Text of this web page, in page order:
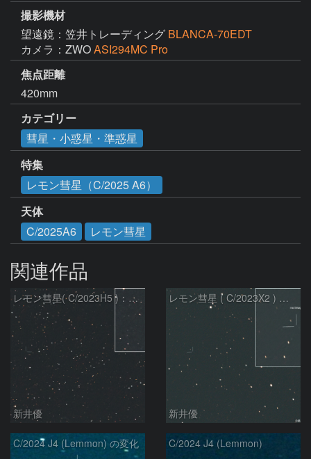
撮影機材
望遠鏡：笠井トレーディング BLANCA-70EDT
カメラ：ZWOASI294MC Pro
焦点距離
420mm
カテゴリー
彗星・小惑星・準惑星
特集
レモン彗星（C/2025 A6）
天体
C/2025A6
レモン彗星
関連作品
レモン彗星( C/2023H5 )：2026/05/20
新井優
レモン彗星 ( C/2023X2 ) の予報位置：2026/05/29
新井優
C/2024 J4 (Lemmon) の変化 C/2024 J4 (Lemmon)